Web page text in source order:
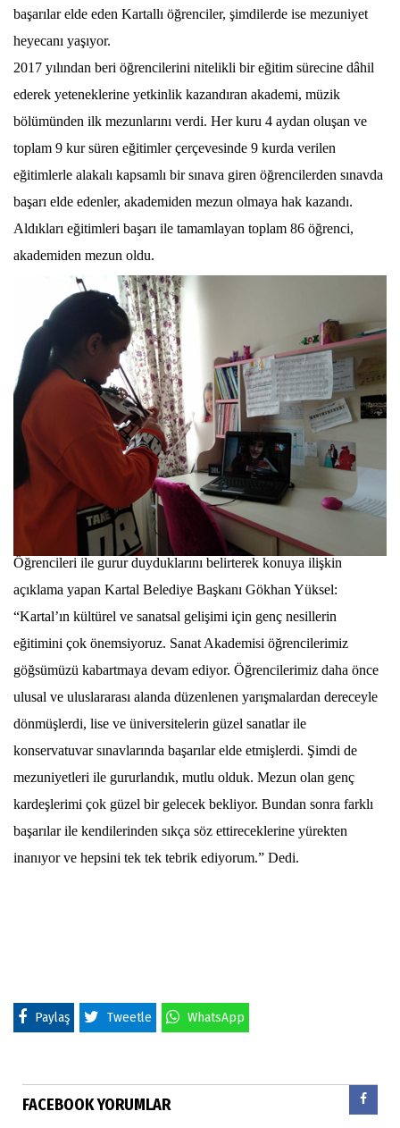
başarılar elde eden Kartallı öğrenciler, şimdilerde ise mezuniyet
heyecanı yaşıyor.
2017 yılından beri öğrencilerini nitelikli bir eğitim sürecine dâhil
ederek yeteneklerine yetkinlik kazandıran akademi, müzik
bölümünden ilk mezunlarını verdi. Her kuru 4 aydan oluşan ve
toplam 9 kur süren eğitimler çerçevesinde 9 kurda verilen
eğitimlerle alakalı kapsamlı bir sınava giren öğrencilerden sınavda
başarı elde edenler, akademiden mezun olmaya hak kazandı.
Aldıkları eğitimleri başarı ile tamamlayan toplam 86 öğrenci,
akademiden mezun oldu.
Öğrencileri ile gurur duyduklarını belirterek konuya ilişkin
açıklama yapan Kartal Belediye Başkanı Gökhan Yüksel:
“Kartal’ın kültürel ve sanatsal gelişimi için genç nesillerin
eğitimini çok önemsiyoruz. Sanat Akademisi öğrencilerimiz
göğsümüzü kabartmaya devam ediyor. Öğrencilerimiz daha önce
ulusal ve uluslararası alanda düzenlenen yarışmalardan dereceyle
dönmüşlerdi, lise ve üniversitelerin güzel sanatlar ile
konservatuvar sınavlarında başarılar elde etmişlerdi. Şimdi de
mezuniyetleri ile gururlandık, mutlu olduk. Mezun olan genç
kardeşlerimi çok güzel bir gelecek bekliyor. Bundan sonra farklı
başarılar ile kendilerinden sıkça söz ettireceklerine yürekten
inanıyor ve hepsini tek tek tebrik ediyorum.” Dedi.
Paylaş Tweetle WhatsApp
FACEBOOK YORUMLAR